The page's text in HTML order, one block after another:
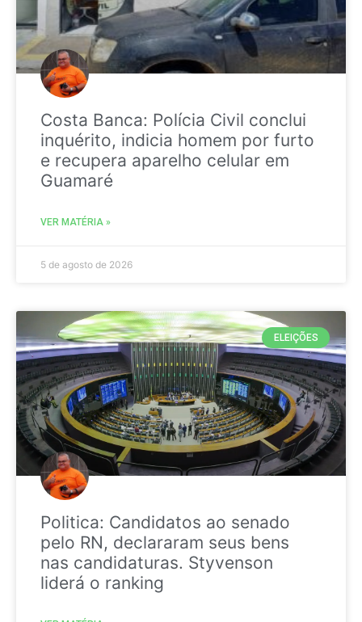
Costa Banca: Polícia Civil conclui
inquérito, indicia homem por furto
e recupera aparelho celular em
Guamaré
VER MATÉRIA »
5 de agosto de 2026
ELEIÇÕES
Politica: Candidatos ao senado
pelo RN, declararam seus bens
nas candidaturas. Styvenson
liderá o ranking